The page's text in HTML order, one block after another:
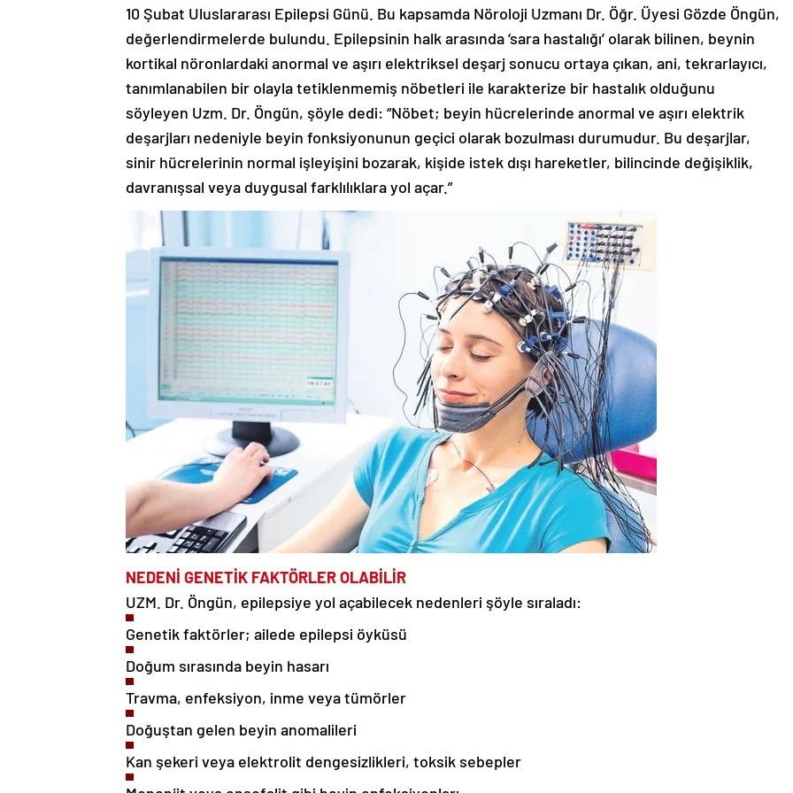
10 Şubat Uluslararası Epilepsi Günü. Bu kapsamda Nöroloji Uzmanı Dr. Öğr. Üyesi Gözde Öngün,
değerlendirmelerde bulundu. Epilepsinin halk arasında ‘sara hastalığı’ olarak bilinen, beynin
kortikal nöronlardaki anormal ve aşırı elektriksel deşarj sonucu ortaya çıkan, ani, tekrarlayıcı,
tanımlanabilen bir olayla tetiklenmemiş nöbetleri ile karakterize bir hastalık olduğunu
söyleyen Uzm. Dr. Öngün, şöyle dedi: “Nöbet; beyin hücrelerinde anormal ve aşırı elektrik
deşarjları nedeniyle beyin fonksiyonunun geçici olarak bozulması durumudur. Bu deşarjlar,
sinir hücrelerinin normal işleyişini bozarak, kişide istek dışı hareketler, bilincinde değişiklik,
davranışsal veya duygusal farklılıklara yol açar.”
NEDENİ GENETİK FAKTÖRLER OLABİLİR
UZM. Dr. Öngün, epilepsiye yol açabilecek nedenleri şöyle sıraladı:
Genetik faktörler; ailede epilepsi öyküsü
Doğum sırasında beyin hasarı
Travma, enfeksiyon, inme veya tümörler
Doğuştan gelen beyin anomalileri
Kan şekeri veya elektrolit dengesizlikleri, toksik sebepler